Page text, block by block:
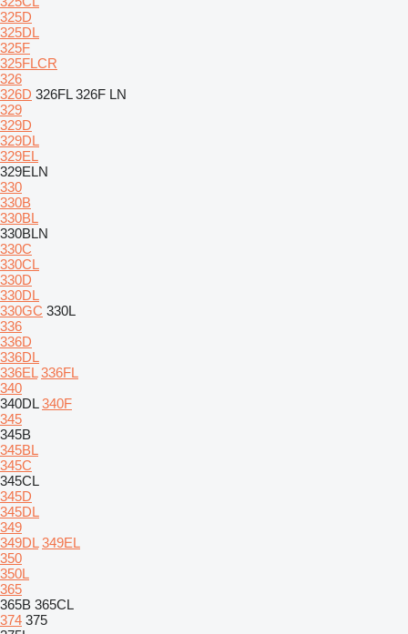
325D
325DL
325F
325FLCR
326
326D 326FL 326F LN
329
329D
329DL
329EL
329ELN
330
330B
330BL
330BLN
330C
330CL
330D
330DL
330GC 330L
336
336D
336DL
336EL 336FL
340
340DL 340F
345
345B
345BL
345C
345CL
345D
345DL
349
349DL 349EL
350
350L
365
365B 365CL
374 375